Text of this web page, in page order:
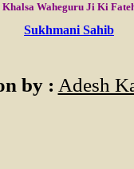
Waheguru Ji Ki
Sukhmani Sahib
by : Adesh